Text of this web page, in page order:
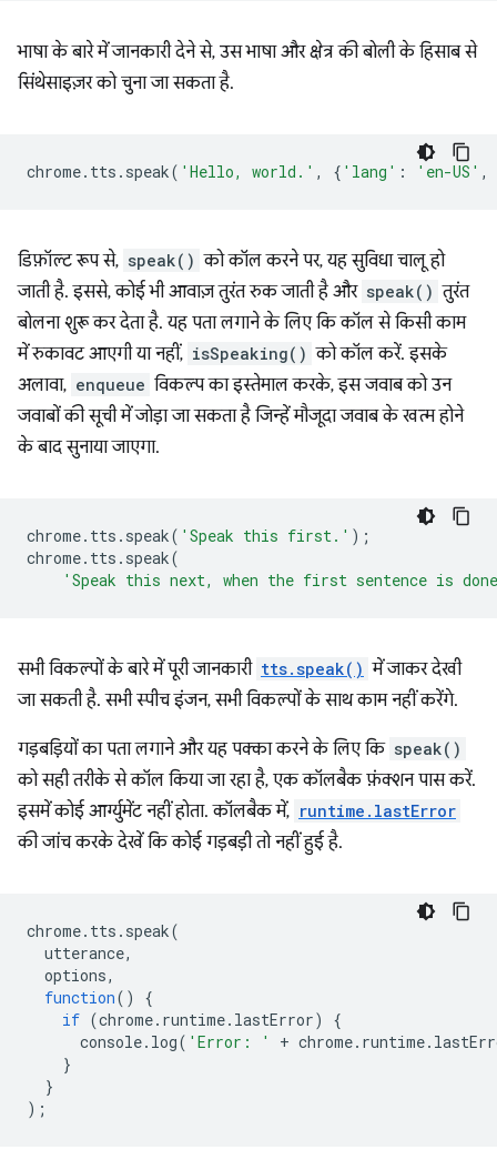
भाषा के बारे में जानकारी देने से, उस भाषा और क्षेत्र की बोली के हिसाब से
सिंथेसाइज़र को चुना जा सकता है.
chrome. tts . speak( 'Hello, world.' , { 'lang' : 'en-US' ,
डिफ़ॉल्ट रूप से, speak() को कॉल करने पर, यह सुविधा चालू हो
जाती है. इससे, कोई भी आवाज़ तुरंत रुक जाती है और speak() तुरंत
बोलना शुरू कर देता है. यह पता लगाने के लिए कि कॉल से किसी काम
में रुकावट आएगी या नहीं, isSpeaking() को कॉल करें. इसके
अलावा, enqueue विकल्प का इस्तेमाल करके, इस जवाब को उन
जवाबों की सूची में जोड़ा जा सकता है जिन्हें मौजूदा जवाब के खत्म होने
के बाद सुनाया जाएगा.
chrome. tts . speak( 'Speak this first.' );
chrome. tts . speak(
'Speak this next, when the first sentence is
सभी विकल्पों के बारे में पूरी जानकारी tts.speak() में जाकर देखी
जा सकती है. सभी स्पीच इंजन, सभी विकल्पों के साथ काम नहीं करेंगे.
गड़बड़ियों का पता लगाने और यह पक्का करने के लिए कि speak()
को सही तरीके से कॉल किया जा रहा है, एक कॉलबैक फ़ंक्शन पास करें.
इसमें कोई आर्ग्युमेंट नहीं होता. कॉलबैक में, runtime.lastError
की जांच करके देखें कि कोई गड़बड़ी तो नहीं हुई है.
chrome. tts . speak(
utterance,
options,
function()
{
if (chrome. runtime. lastError)
{
console. log( 'Error: ' + chrome. runtime.
}
}
);